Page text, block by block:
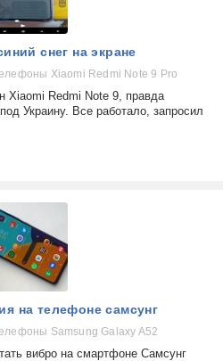
снег на экране
Xiaomi Redmi Note 9 Pro
Xiaomi Redmi Note 9, правда
Украину. Все работало, запросил
на телефоне самсунг
Samsung Galaxy A52
вибро на смартфоне Самсунг